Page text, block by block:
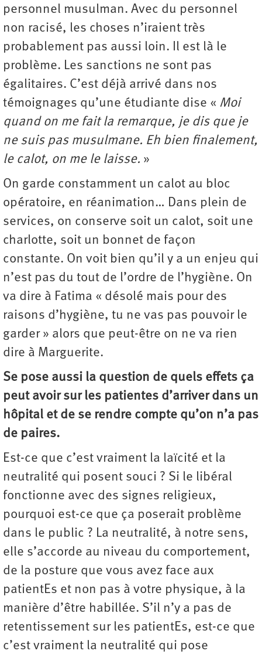
personnel musulman. Avec du personnel
non racisé, les choses n’iraient très
probablement pas aussi loin. Il est là le
problème. Les sanctions ne sont pas
égalitaires. C’est déjà arrivé dans nos
témoignages qu’une étudiante dise « Moi
quand on me fait la remarque, je dis que je
ne suis pas musulmane. Eh bien finalement,
le calot, on me le laisse. »
On garde constamment un calot au bloc
opératoire, en réanimation… Dans plein de
services, on conserve soit un calot, soit une
charlotte, soit un bonnet de façon
constante. On voit bien qu’il y a un enjeu qui
n’est pas du tout de l’ordre de l’hygiène. On
va dire à Fatima « désolé mais pour des
raisons d’hygiène, tu ne vas pas pouvoir le
garder » alors que peut-être on ne va rien
dire à Marguerite.
Se pose aussi la question de quels effets ça
peut avoir sur les patientes d’arriver dans un
hôpital et de se rendre compte qu’on n’a pas
de paires.
Est-ce que c’est vraiment la laïcité et la
neutralité qui posent souci ? Si le libéral
fonctionne avec des signes religieux,
pourquoi est-ce que ça poserait problème
dans le public ? La neutralité, à notre sens,
elle s’accorde au niveau du comportement,
de la posture que vous avez face aux
patientEs et non pas à votre physique, à la
manière d’être habillée. S’il n’y a pas de
retentissement sur les patientEs, est-ce que
c’est vraiment la neutralité qui pose